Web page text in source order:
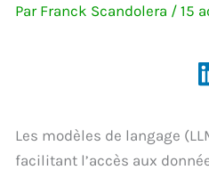
Par Franck Scandolera / 15
Les modèles de langage
facilitant l’accès aux